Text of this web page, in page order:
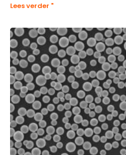
Lees verder "